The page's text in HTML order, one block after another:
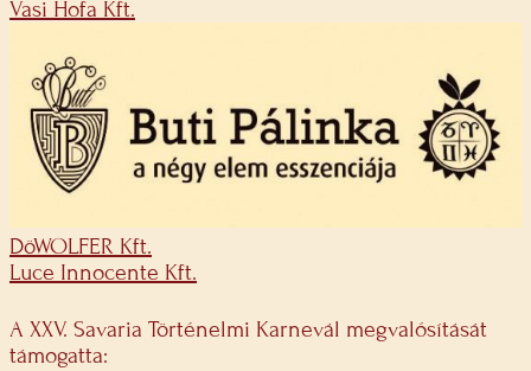
Vasi Hofa Kft.
DöWOLFER Kft.
Luce Innocente Kft.
A XXV. Savaria Történelmi Karnevál megvalósítását
támogatta: